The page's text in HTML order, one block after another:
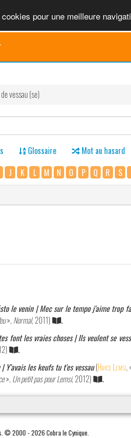
pour une meilleure
vessau (se)
Glossaire Mot au hasard
J K L M N O P Q R S
le venin | Mec sur le tempo j'aime trop
», Normal, 2011)
.
font les vraies choses | Ils veulent se
.
les keufs tu t'es vessau (Hayce Lemsi,
», Un petit pas pour Lemsi, 2012) .
© 2000 - 2026 Cobra le Cynique.